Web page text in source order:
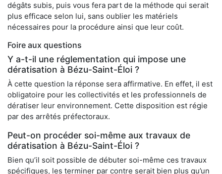
dégâts subis, puis vous fera part de la méthode qui serait
plus efficace selon lui, sans oublier les matériels
nécessaires pour la procédure ainsi que leur coût.
Foire aux questions
Y a-t-il une réglementation qui impose une
dératisation à Bézu-Saint-Éloi ?
À cette question la réponse sera affirmative. En effet, il est
obligatoire pour les collectivités et les professionnels de
dératiser leur environnement. Cette disposition est régie
par des arrêtés préfectoraux.
Peut-on procéder soi-même aux travaux de
dératisation à Bézu-Saint-Éloi ?
Bien qu’il soit possible de débuter soi-même ces travaux
spécifiques, les terminer par contre serait bien plus qu’un